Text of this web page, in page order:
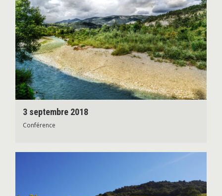
3 septembre 2018
Conférence